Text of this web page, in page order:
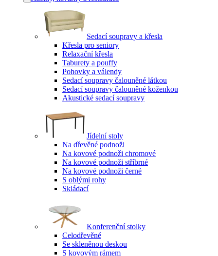
Sedací soupravy a křesla
Křesla pro seniory
Relaxační křesla
Taburety a pouffy
Pohovky a válendy
Sedací soupravy čalouněné látkou
Sedací soupravy čalouněné koženkou
Akustické sedací soupravy
Jídelní stoly
Na dřevěné podnoži
Na kovové podnoži chromové
Na kovové podnoži stříbrné
Na kovové podnoži černé
S oblými rohy
Skládací
Konferenční stolky
Celodřevěné
Se skleněnou deskou
S kovovým rámem